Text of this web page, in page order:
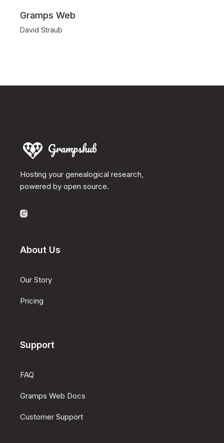
Gramps Web
David Straub
Hosting your genealogical research,
powered by open source.
About Us
Our Story
Pricing
Support
FAQ
Gramps Web Docs
Customer Support